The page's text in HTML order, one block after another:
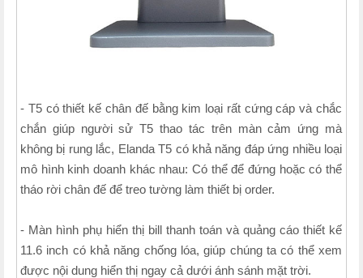
- T5 có thiết kế chân đế bằng kim loại rất cứng cáp và chắc
chắn giúp người sử T5 thao tác trên màn cảm ứng mà
không bị rung lắc, Elanda T5 có khả năng đáp ứng nhiều loại
mô hình kinh doanh khác nhau: Có thể để đứng hoặc có thể
tháo rời chân đế để treo tường làm thiết bị order.
- Màn hình phụ hiển thị bill thanh toán và quảng cáo thiết kế
11.6 inch có khả năng chống lóa, giúp chúng ta có thể xem
được nội dung hiển thị ngay cả dưới ánh sánh mặt trời.